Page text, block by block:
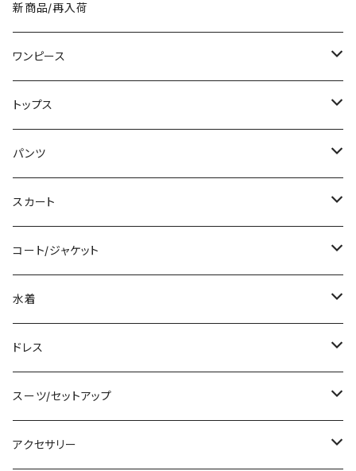
新商品/再入荷
ワンピース
ミニ/ショート
ミディアム/ミモレ
ロング/マキシ
袖付き
ノースリーブ
その他
チュニック
トップス
Tシャツ/カットソー
タンクトップ/キャミソール
シャツ/ブラウス
ベアトップ/チューブトップ
カーディガン/ボレロ
ニット/セーター
パーカー
パンツ
ショート丈
クロップド丈
ロング丈
デニム
レギンス
その他
スカート
ミニ/ショート
ミディアム/ミモレ
ロング
その他
コート/ジャケット
コート
ジャケット
その他
水着
タンキニ
バンドゥビキニ
ワンピース
ドレス
ミニ/ショート
ミディアム/ミモレ
スーツ/セットアップ
パンツスーツ
アクセサリー